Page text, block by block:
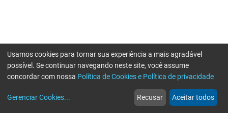
web
Notícias
more_horiz
Mais
Usamos cookies para tornar sua experiência a mais agradável
possível. Se continuar navegando neste site, você assume
concordar com nossa Política de Cookies e Política de privacidade
Gerenciar Cookies... Recusar Aceitar todos
Erro ao enviar informações, por favor tente novamente